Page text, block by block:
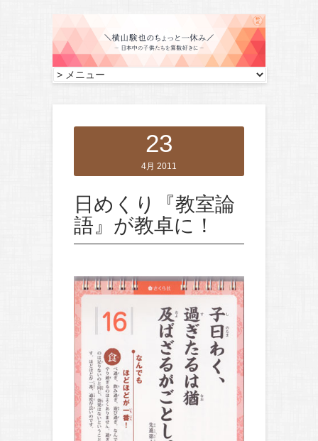
23
4月 2011
日めくり『教室論
語』が教卓に！